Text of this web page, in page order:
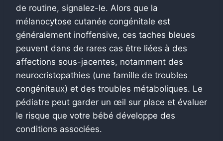
de routine, signalez-le. Alors que la
mélanocytose cutanée congénitale est
généralement inoffensive, ces taches bleues
peuvent dans de rares cas être liées à des
affections sous-jacentes, notamment des
neurocristopathies (une famille de troubles
congénitaux) et des troubles métaboliques. Le
pédiatre peut garder un œil sur place et évaluer
le risque que votre bébé développe des
conditions associées.